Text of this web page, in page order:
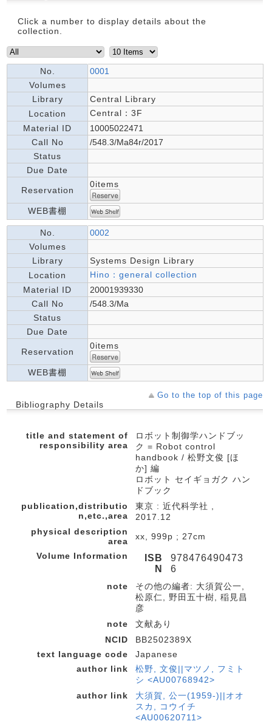
Click a number to display details about the
collection.
No.
0001
Volumes
Library
Central Library
Location
Central：3F
Material ID
10005022471
Call No
/548.3/Ma84r/2017
Status
Due Date
Reservation
0items
WEB書棚
No.
0002
Volumes
Library
Systems Design Library
Location
Hino：general collection
Material ID
20001939330
Call No
/548.3/Ma
Status
Due Date
Reservation
0items
WEB書棚
Go to the top of this page
Bibliography Details
title and statement of
responsibility area
ロボット制御学ハンドブッ
ク = Robot control
handbook / 松野文俊 [ほ
か] 編
ロボット セイギョガク ハン
ドブック
publication,distributio
n,etc.,area
東京 : 近代科学社 ,
2017.12
physical description
area
xx, 999p ; 27cm
Volume Information
ISB
N
978476490473
6
note
その他の編者: 大須賀公一,
松原仁, 野田五十樹, 稲見昌
彦
note
文献あり
NCID
BB2502389X
text language code
Japanese
author link
松野, 文俊||マツノ, フミト
シ <AU00768942>
author link
大須賀, 公一(1959-)||オオ
スカ, コウイチ
<AU00620711>